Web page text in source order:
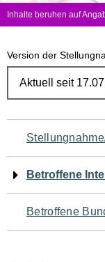
Inhalte beruhen auf
Version der
für
den
Betroffene
Betroffene